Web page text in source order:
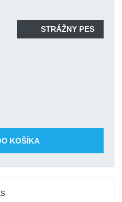
OS BD
519-0835
Na
objednanie
OS BD
STRÁŽNY PES
KOŠÍKA